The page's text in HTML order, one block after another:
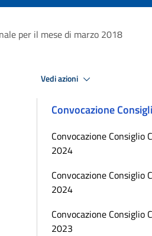
per il mese di marzo 2018
Vedi azioni
Convocazione
Convocazione Consiglio
2024
Convocazione Consiglio
2024
Convocazione Consiglio
2023